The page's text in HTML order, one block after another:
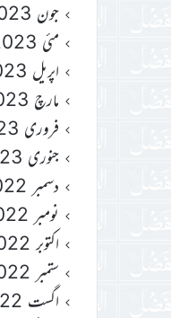
جون 2023
مئی 2023
اپریل 2023
مارچ 2023
فروری 2023
جنوری 2023
دسمبر 2022
نومبر 2022
اکتوبر 2022
ستمبر 2022
اگست 2022